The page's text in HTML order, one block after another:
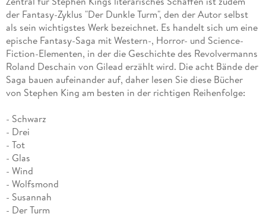
der Fantasy-Zyklus "Der Dunkle Turm", den der Autor selbst
als sein wichtigstes Werk bezeichnet. Es handelt sich um eine
epische Fantasy-Saga mit Western-, Horror- und Science-
Fiction-Elementen, in der die Geschichte des Revolvermanns
Roland Deschain von Gilead erzählt wird. Die acht Bände der
Saga bauen aufeinander auf, daher lesen Sie diese Bücher
von Stephen King am besten in der richtigen Reihenfolge:
- Schwarz
- Drei
- Tot
- Glas
- Wind
- Wolfsmond
- Susannah
- Der Turm